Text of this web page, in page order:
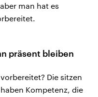
man hat es
präsent bleiben
Die sitzen
Kompetenz, die